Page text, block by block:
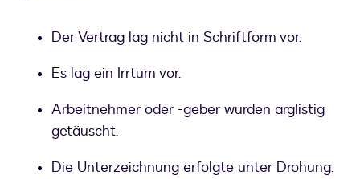
Der Vertrag lag nicht in Schriftform vor.
Es lag ein Irrtum vor.
Arbeitnehmer oder -geber wurden arglistig
getäuscht.
Die Unterzeichnung erfolgte unter Drohung.